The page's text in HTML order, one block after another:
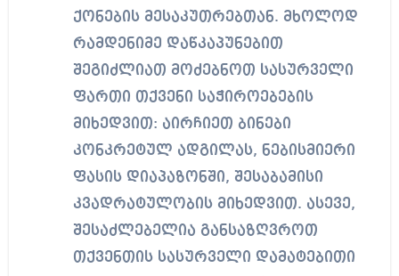
ქონების მესაკუთრებთან. მხოლოდ
რამდენიმე დაწკაპუნებით
შეგიძლიათ მოძებნოთ სასურველი
ფართი თქვენი საჭიროებების
მიხედვით: აირჩიეთ ბინები
კონკრეტულ ადგილას, ნებისმიერი
ფასის დიაპაზონში, შესაბამისი
კვადრატულობის მიხედვით. ასევე,
შესაძლებელია განსაზღვროთ
თქვენთის სასურველი დამატებითი